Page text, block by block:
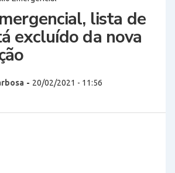
lista de
excluído da nova
- 20/02/2021 - 11:56